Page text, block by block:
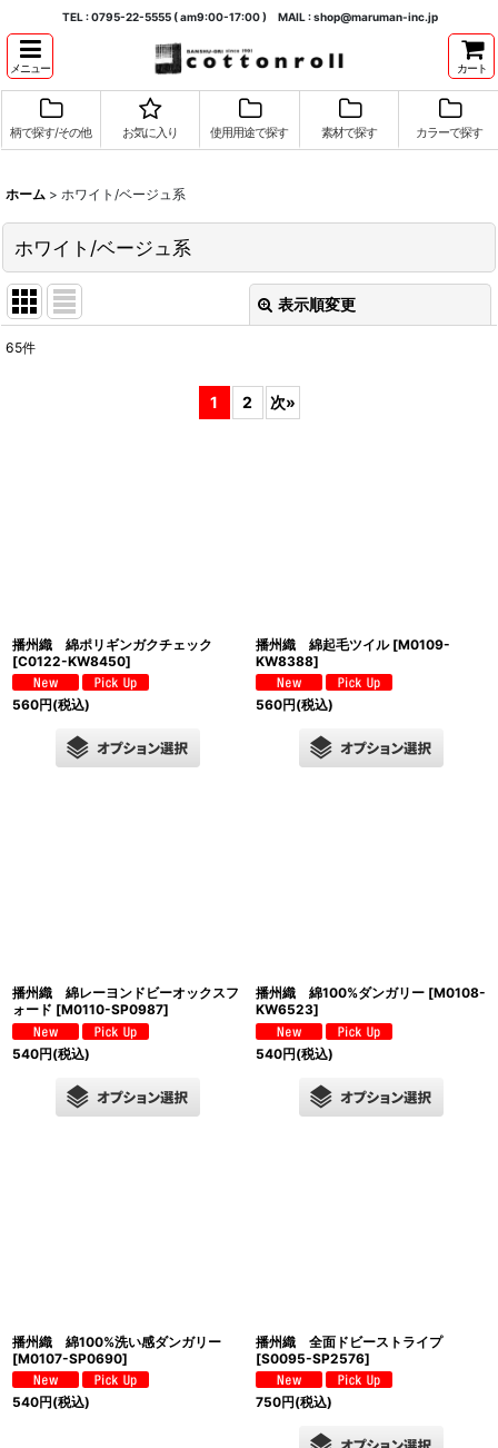
TEL : 0795-22-5555 ( am9:00-17:00 ) MAIL : shop@maruman-inc.jp
メニュー カート
柄で探す/その他 お気に入り 使用用途で探す 素材で探す カラーで探す
ホーム > ホワイト/ベージュ系
ホワイト/ベージュ系
表示順変更
65件
1 2 次»
播州織 綿ポリギンガクチェック
[C0122-KW8450]
560円(税込)
播州織 綿起毛ツイル [M0109-
KW8388]
560円(税込)
播州織 綿レーヨンドビーオックスフ
ォード [M0110-SP0987]
540円(税込)
播州織 綿100%ダンガリー [M0108-
KW6523]
540円(税込)
播州織 綿100%洗い感ダンガリー
[M0107-SP0690]
540円(税込)
播州織 全面ドビーストライプ
[S0095-SP2576]
750円(税込)